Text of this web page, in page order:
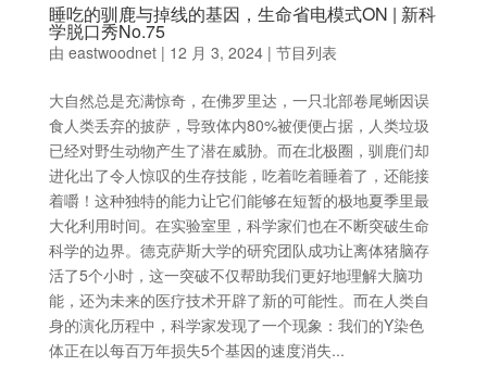
睡吃的驯鹿与掉线的基因，生命省电模式ON | 新科
学脱口秀No.75
由 eastwoodnet| 12 月 3, 2024| 节目列表
大自然总是充满惊奇，在佛罗里达，一只北部卷尾蜥因误
食人类丢弃的披萨，导致体内80%被便便占据，人类垃圾
已经对野生动物产生了潜在威胁。而在北极圈，驯鹿们却
进化出了令人惊叹的生存技能，吃着吃着睡着了，还能接
着嚼！这种独特的能力让它们能够在短暂的极地夏季里最
大化利用时间。在实验室里，科学家们也在不断突破生命
科学的边界。德克萨斯大学的研究团队成功让离体猪脑存
活了5个小时，这一突破不仅帮助我们更好地理解大脑功
能，还为未来的医疗技术开辟了新的可能性。而在人类自
身的演化历程中，科学家发现了一个现象：我们的Y染色
体正在以每百万年损失5个基因的速度消失...